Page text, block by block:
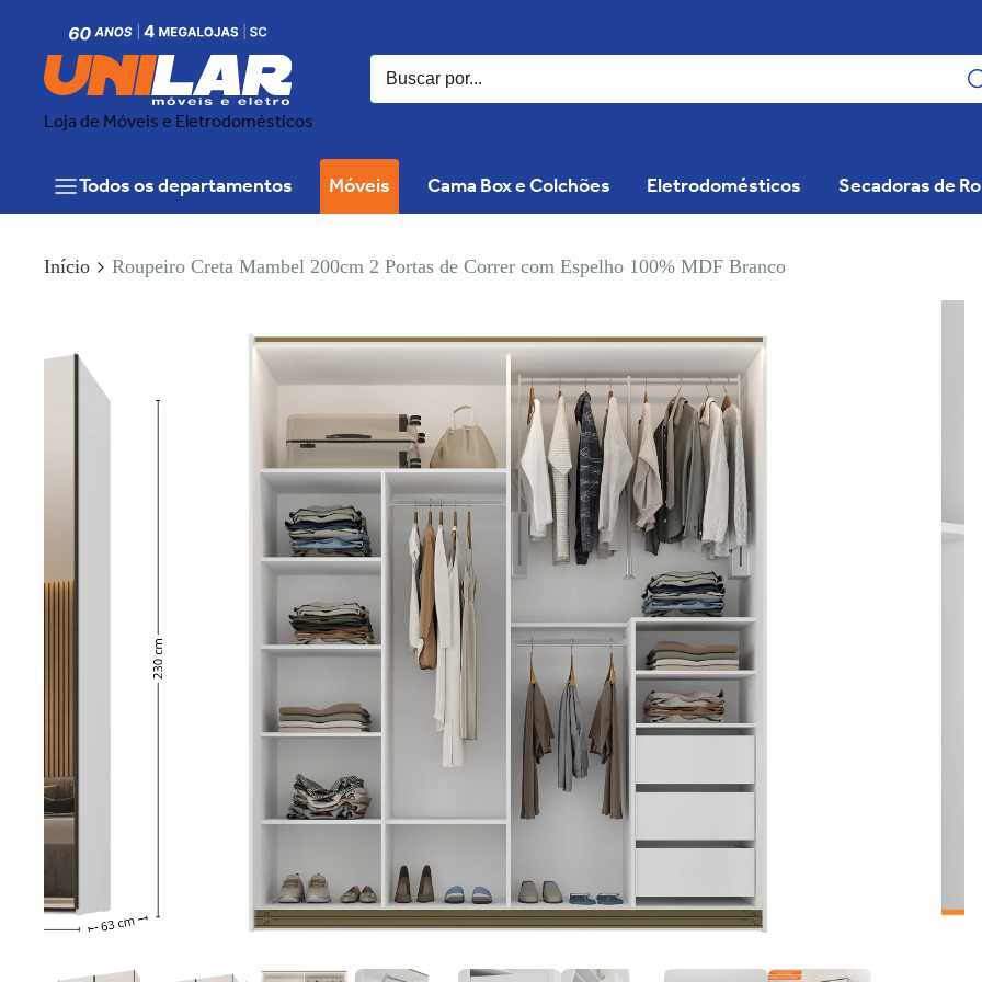
Loja de Móveis e Eletrodomésticos
Todos os departamentos Móveis Cama Box e Colchões Eletrodomésticos Secadoras de
Início Roupeiro Creta Mambel 200cm 2 Portas de Correr com Espelho 100% MDF Branco